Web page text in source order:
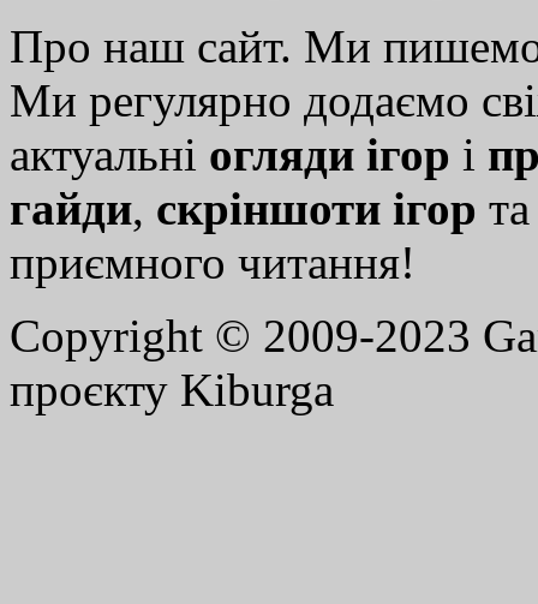
Про наш сайт. Ми
Ми регулярно додаємо
актуальні огляди ігор і
гайди, скріншоти ігор
приємного читання!
Copyright © 2009-2023
проєкту Kiburga